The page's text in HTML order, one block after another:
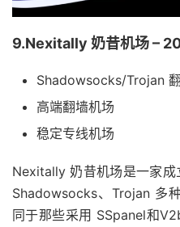
9.Nexitally 奶昔机场 –
Shadowsocks/Trojan
高端翻墙机场
稳定专线机场
Nexitally 奶昔机场是一家
Shadowsocks、Trojan 多
同于那些采用 SSpanel和